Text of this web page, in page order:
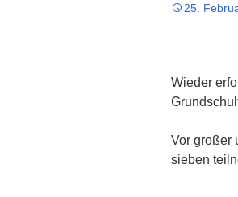
25.
Wieder
Vor großer
sieben